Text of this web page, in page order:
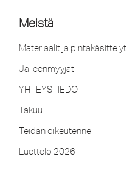
Meistä
Materiaalit ja pintakäsittelyt
Jälleenmyyjät
YHTEYSTIEDOT
Takuu
Teidän oikeutenne
Luettelo 2026